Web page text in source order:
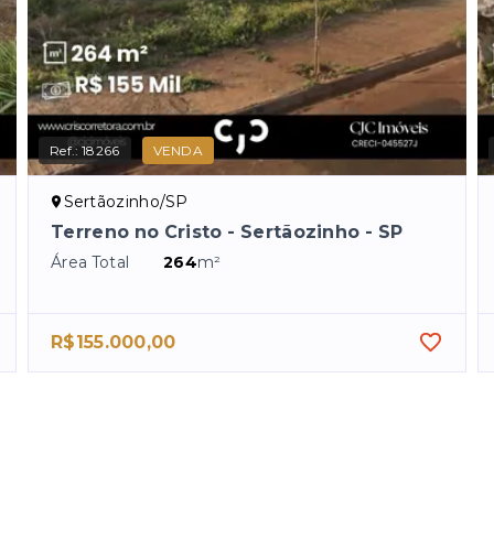
Ref.:18266 VENDA
Sertãozinho/SP
Terreno no Cristo - Sertãozinho - SP
Área Total 264m²
R$155.000,00